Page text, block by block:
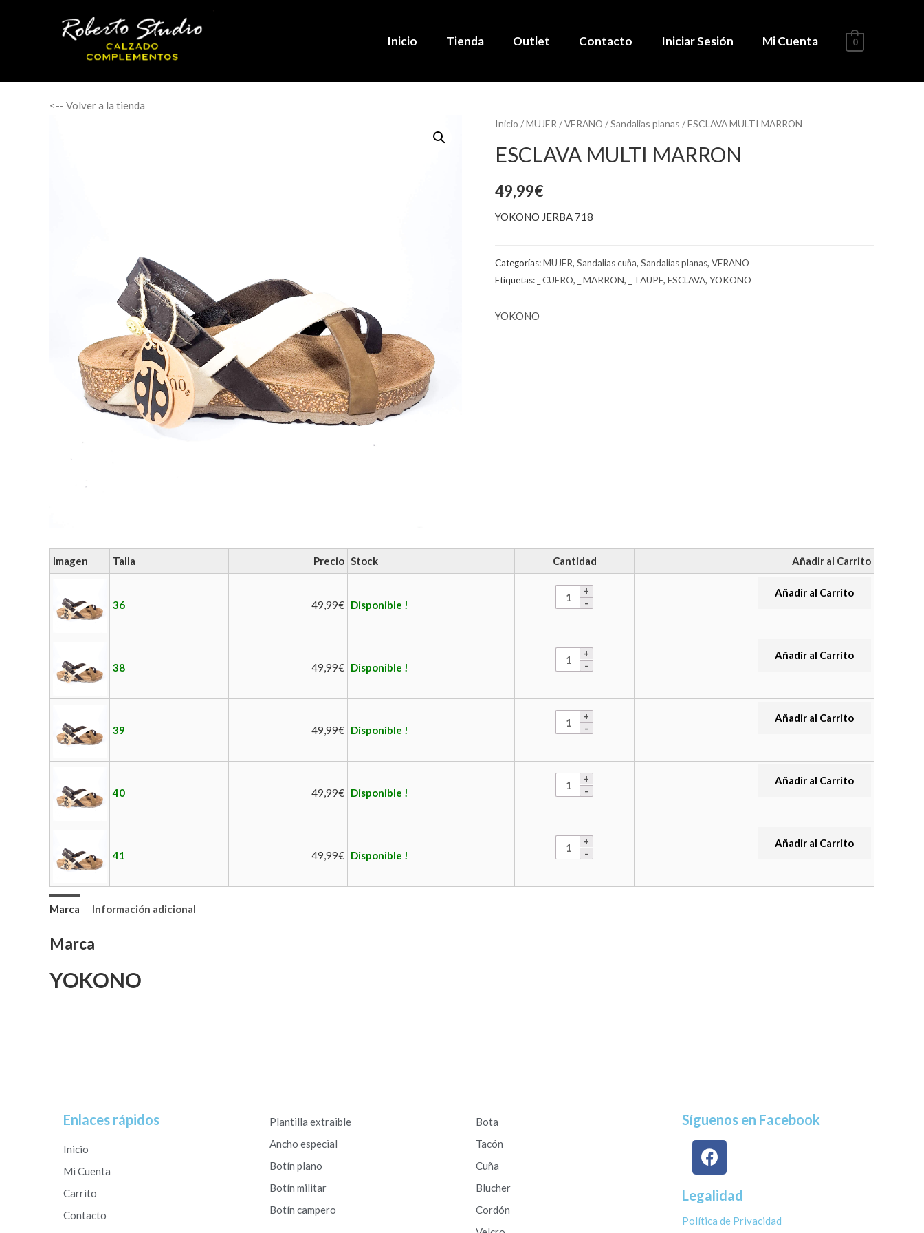
Inicio Tienda Outlet Contacto Iniciar Sesión Mi Cuenta 0
<-- Volver a la tienda
Inicio /MUJER /VERANO /Sandalias planas / ESCLAVA MULTI MARRON
ESCLAVA MULTI MARRON
49,99€
YOKONO JERBA 718
Categorías:MUJER, Sandalias cuña, Sandalias planas, VERANO
Etiquetas:
_ CUERO, _ MARRON, _ TAUPE, ESCLAVA, YOKONO
YOKONO
Imagen Talla Precio Stock Cantidad Añadir al Carrito
36 49,99€ Disponible !
Añadir al Carrito
38 49,99€ Disponible !
Añadir al Carrito
39 49,99€ Disponible !
Añadir al Carrito
40 49,99€ Disponible !
Añadir al Carrito
41 49,99€ Disponible !
Añadir al Carrito
Marca Información adicional
Marca
YOKONO
Enlaces rápidos
Inicio
Mi Cuenta
Carrito
Contacto
Plantilla extraible
Ancho especial
Botín plano
Botín militar
Botín campero
Bota
Tacón
Cuña
Blucher
Cordón
Síguenos en Facebook
Legalidad
Política de Privacidad